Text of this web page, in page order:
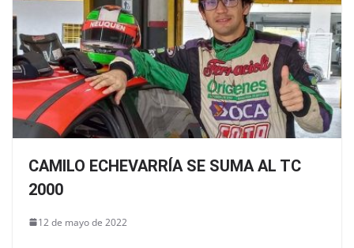
CAMILO ECHEVARRÍA SE SUMA AL TC
2000
12 de mayo de 2022